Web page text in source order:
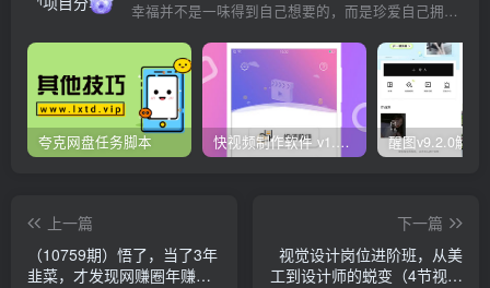
幸福并不是一味得到自己想要的，而是珍爱自己拥有的
夸克网盘任务脚本 快视频制作软件 v1.1.1安卓版
上一篇
（10759期）悟了，当了3年
韭菜，才发现网赚圈年赚
下一篇
视觉设计岗位进阶班，从美
工到设计师的蜕变（4节视频